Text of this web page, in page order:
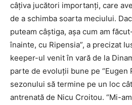
câțiva jucători importanți, care
de a schimba soarta meciului.
puteam câștiga, așa cum am
înainte, cu Ripensia”, a precizat
keeper-ul venit în vară de la
parte de evoluții bune pe “Eugen
sezonului să termine pe un loc
antrenată de Nicu Croitou. “Mi-